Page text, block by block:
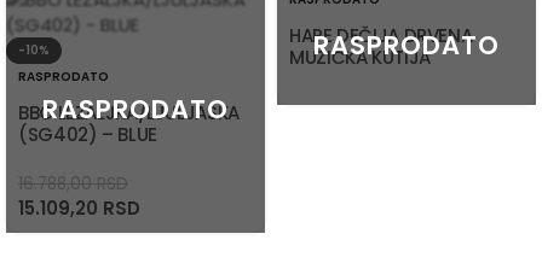
-10%
RASPRODATO
BBO LEZALJKA/LJULJASKA
(SG402) – BLUE
16.788,00RSD
15.109,20 RSD
HAPE DEČIJA DRVENA
MUZIČKA KUTIJA